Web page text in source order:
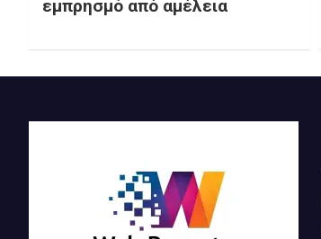
εμπρησμό από αμέλεια